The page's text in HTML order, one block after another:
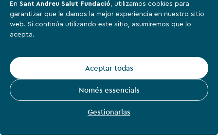
En Sant Andreu Salut Fundació, utilizamos cookies para
garantizar que le damos la mejor experiencia en nuestro sitio
web. Si continúa utilizando este sitio, asumiremos que lo
acepta.
Aceptar todas
Només essencials
Gestionarlas
La Fundación Sant Andreu
Salut celebra una jornada
para acercar la realidad del
sistema sanitario y social a los